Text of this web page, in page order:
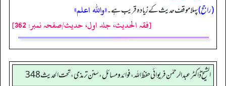
(راجح)پہلا موقف حدیث کے زیادہ قریب ہے۔«والله اعلم»
[فقہ الحدیث، جلد اول، حدیث/صفحہ نمبر: 362]
الشیخ ڈاکٹر عبد الرحمٰن فریوائی حفظ اللہ، فوائد و مسائل، سنن ترمذی، تحت الحديث 348